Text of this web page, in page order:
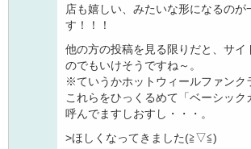
店も嬉しい、みたいな形になるのが
す！！！
他の方の投稿を見る限りだと、サイ
のでもいけそうですね～。
※ていうかホットウィールファンク
これらをひっくるめて「ベーシック
呼んでますしおすし・・・。
>ほしくなってきました(≧▽≦)